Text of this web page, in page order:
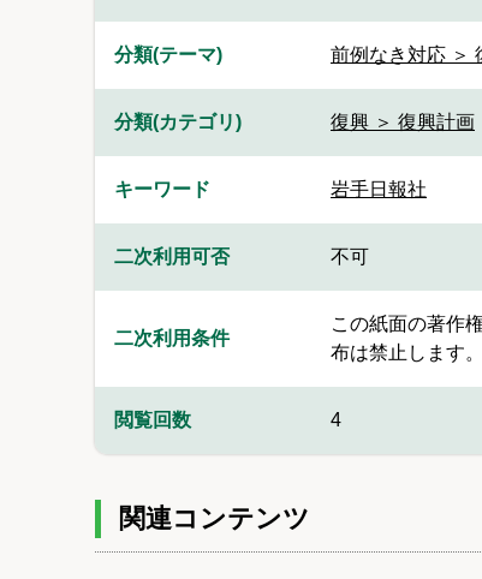
分類(テーマ) 前例なき対応 ＞
分類(カテゴリ) 復興 ＞ 復興計画
キーワード 岩手日報社
二次利用可否 不可
二次利用条件
この紙面の著作
布は禁止します。
閲覧回数 4
関連コンテンツ